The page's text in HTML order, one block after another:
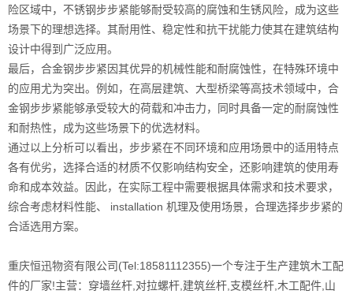
险区域中，不锈钢步步紧能够耐受较高的腐蚀和生锈风险，成为这些
场景下的理想选择。其耐用性、稳定性和抗干扰能力使其在建筑结构
设计中得到广泛应用。
最后，合金钢步步紧因其优异的机械性能和耐腐蚀性，在特殊环境中
的应用尤为突出。例如，在高层建筑、大型桥梁等高技术领域中，合
金钢步步紧能够承受较大的荷载和冲击力，同时具备一定的耐腐蚀性
和耐热性，成为这些场景下的优选材料。
通过以上分析可以看出，步步紧在不同环境和应用场景中的适用特点
各有优劣，选择合适的材质不仅影响结构安全，还影响建筑的使用寿
命和成本效益。因此，在实际工程中需要根据具体需求和技术要求，
综合考虑材料性能、 installation 机理及使用场景，合理选择步步紧的
合适选用方案。
重庆恒迅物资有限公司(Tel:18581112355)一个专注于生产建筑木工配
件的厂家!主营：穿墙丝杆,对拉螺杆,建筑丝杆,支模丝杆,木工配件,山